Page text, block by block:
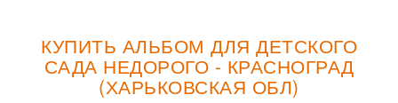
КУПИТЬ АЛЬБОМ ДЛЯ ДЕТСКОГО
САДА НЕДОРОГО - КРАСНОГРАД
(ХАРЬКОВСКАЯ ОБЛ)